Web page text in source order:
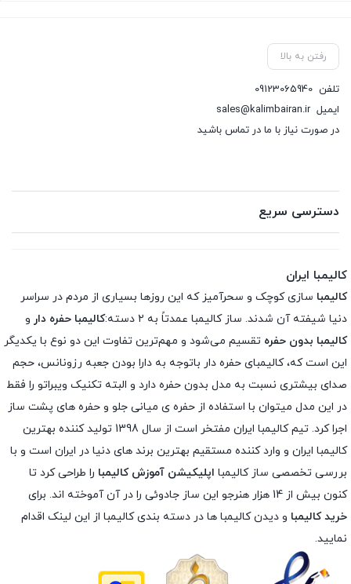
رفتن به بالا
تلفن 09123065940
ایمیلsales@kalimbairan.ir
در صورت نیاز با ما در تماس باشید
دسترسی سریع
کالیمبا ایران
کالیمبا سازی کوچک و سحرآمیز که این روزها بسیاری از مردم در سراسر
دنیا شیفته آن شدند. ساز کالیمبا عمدتاً به ۲ دسته:
کالیمبا حفره دار و
کالیمبا بدون حفره تقسیم می‌شود و مهم‌ترین تفاوت این دو نوع با یکدیگر
این است که، کالیمبای حفره دار باتوجه به دارا بودن جعبه رزونانس، حجم
صدای بیشتری نسبت به مدل بدون حفره دارد و البته تکنیک ویبراتو را فقط
در این مدل میتوان با استفاده از حفره ی میانی جلو و حفره های پشت ساز
اجرا کرد. تیم کالیمبا ایران مفتخر است از سال 1398 تولید کننده بهترین
کالیمبا ایران و وارد کننده مستقیم بهترین برند های دنیا در ایران است و با
بررسی تخصصی ساز کالیمبا اپلیکیشن آموزش کالیمبا را طراحی کرد تا
کنون بیش از 14 هزار هنرجو این ساز جادوئی را در آن آموخته اند. برای
خرید کالیمبا و دیدن کالیمبا ها در دسته بندی کالیمبا از این لینک اقدام
نمایید.